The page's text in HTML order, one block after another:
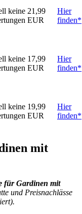
keine 21,99
EUR
Hier
finden*
keine 17,99
EUR
Hier
finden*
keine 19,99
EUR
Hier
finden*
mit
für Gardinen mit
und Preisnachlässe